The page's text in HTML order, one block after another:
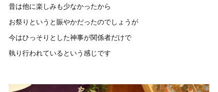
昔は他に楽しみも少なかったから
お祭りというと賑やかだったのでしょうが
今はひっそりとした神事が関係者だけで
執り行われているという感じです